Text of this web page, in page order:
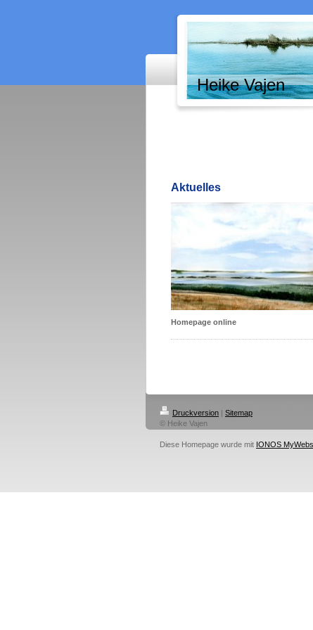
Heike Vajen
Aktuelles
Homepage online
Druckversion | Sitemap
© Heike Vajen
Diese Homepage wurde mit IONOS